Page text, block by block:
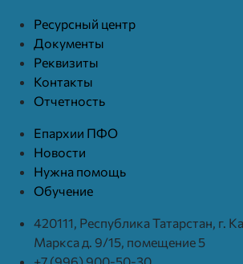
Ресурcный центр
Документы
Реквизиты
Контакты
Отчетность
Епархии ПФО
Новости
Нужна помощь
Обучение
420111, Республика Татарстан, г.
Маркса д. 9/15, помещение 5
+7 (996) 900-50-30